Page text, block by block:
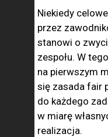
Niekiedy
przez
stanowi o
zespołu. W
na pierwszym
się zasada fair
do każdego
w miarę
realizacja.